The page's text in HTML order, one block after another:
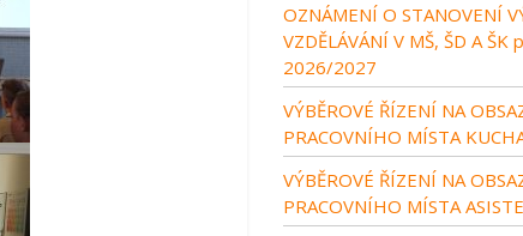
OZNÁMENÍ O STANOVENÍ
VZDĚLÁVÁNÍ V MŠ, ŠD A ŠK
2026/2027
VÝBĚROVÉ ŘÍZENÍ NA
PRACOVNÍHO MÍSTA
VÝBĚROVÉ ŘÍZENÍ NA
PRACOVNÍHO MÍSTA